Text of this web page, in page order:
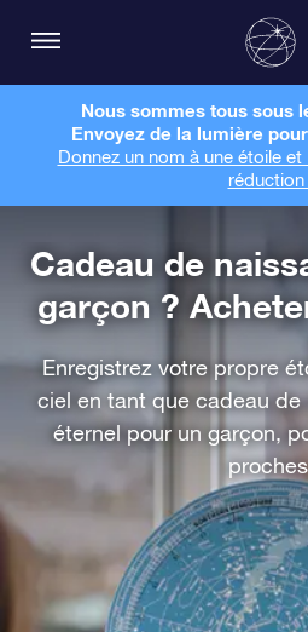
Nous sommes tous sous
Envoyez de la lumière
Donnez un nom à une étoile
réduction
Cadeau de
garçon ?
Enregistrez votre propre
ciel en tant que cadeau de
éternel pour un garçon,